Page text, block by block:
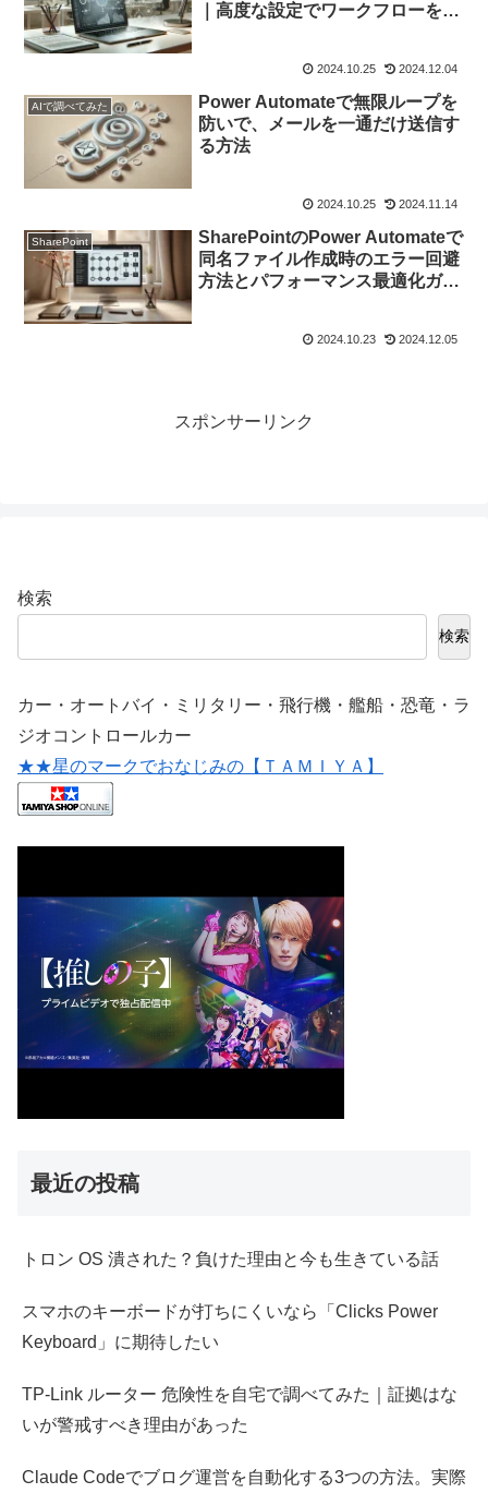
｜高度な設定でワークフローを最
2024.10.25 2024.12.04
AIで調べてみた
Power Automateで無限ループを
防いで、メールを一通だけ送信す
る方法
2024.10.25 2024.11.14
SharePoint
SharePointのPower Automateで
同名ファイル作成時のエラー回避
方法とパフォーマンス最適化ガイ
2024.10.23 2024.12.05
スポンサーリンク
検索
検索
カー・オートバイ・ミリタリー・飛行機・艦船・恐竜・ラ
ジオコントロールカー
★★星のマークでおなじみの【ＴＡＭＩＹＡ】
最近の投稿
トロン OS 潰された？負けた理由と今も生きている話
スマホのキーボードが打ちにくいなら「Clicks Power
Keyboard」に期待したい
TP-Link ルーター 危険性を自宅で調べてみた｜証拠はな
いが警戒すべき理由があった
Claude Codeでブログ運営を自動化する3つの方法。実際